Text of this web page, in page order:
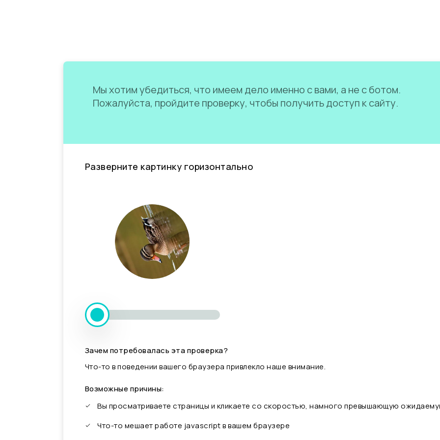
Мы хотим убедиться, что имеем дело именно с вами, а не с ботом.
Пожалуйста, пройдите проверку, чтобы получить доступ к сайту.
Разверните картинку горизонтально
Зачем потребовалась эта проверка?
Что-то в поведении вашего браузера привлекло наше внимание.
Возможные причины:
Вы просматриваете страницы и кликаете со скоростью, намного превышающую
Что-то мешает работе javascript в вашем браузере